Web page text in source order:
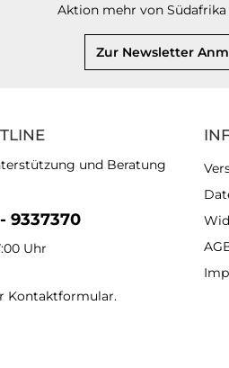
Aktion mehr von Südafrika
Zur Newsletter
und Beratung
9337370
Uhr
Kontaktformular.